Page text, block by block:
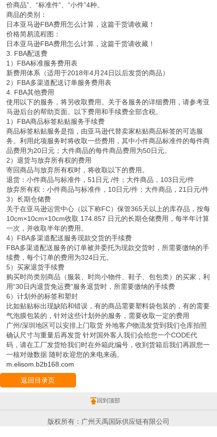
价商品”、“标准件”、“小件”4种。
商品的类别：
日本亚马逊FBA费用怎么计算，这篇干货请收藏！
价格简易流程图：
日本亚马逊FBA费用怎么计算，这篇干货请收藏！
3. FBA配送费
1）FBA标准服务费用表
新费用体系（适用于2018年4月24日以后发货的商品）
2）FBA多渠道配送订单服务费用表
4. FBA其他费用
使用以下的服务，将另收取费用。关于各服务的详细费用，请参考亚
马逊后台的帮助页面。以下费用和手续费全部含税。
1）FBA商品标签粘贴服务手续费
商品标签粘贴服务是指，由亚马逊代替卖家粘贴商品标签的可选服
务。利用此项服务时将收取一些费用，其中小件商品标准件的每件商
品费用为20日元；大件商品的每件商品费用为50日元。
2）退货与放弃所有权的费用
寄回商品与放弃所有权时，将收取以下的费用。
退货：小件商品与标准件，51日元 /件；大件商品，103日元/件
放弃所有权：小件商品与标准件，10日元/件；大件商品，21日元/件
3）长期仓储费
关于在亚马逊运营中心（以下称FC）保管365天以上的库存品，按每
10cm×10cm×10cm收取 174.857 日元的长期仓储费用，每半年计算
一次，并收取半年的费用。
4）FBA多渠道配送服务现款交货的手续费
FBA多渠道配送服务的订单被并委托为现款交货时，所需要缴纳的手
续费，每个订单的费用为324日元。
5）买家退货手续费
购买时尚类别商品（服装、时尚小物件、鞋子、包包类）的买家，利
用“30日内退货免运费”服务退货时，所需要缴纳的手续费
6）计划外的标签和塑封
比如贴贴标出现缺陷和错误，有的商品需要塑料袋包装的，有的需要
气泡膜包装的，针对这些计划外的服务，需要收取一定的费用
广州/深圳地区可以安排上门取货 外地客户物流发货到我们仓库拍照
确认尺寸与重量后再发货 针对国外客人我们会给您一个CODE代
码，请在工厂发货给我们时在外箱此编号，收到货箱后我们再跟您一
一核对做数据 随时欢迎您的来电来函。
m.elisom.b2b168.com
返回目录页
回到顶部
版权所有：广州天禹国际供应链有限公司